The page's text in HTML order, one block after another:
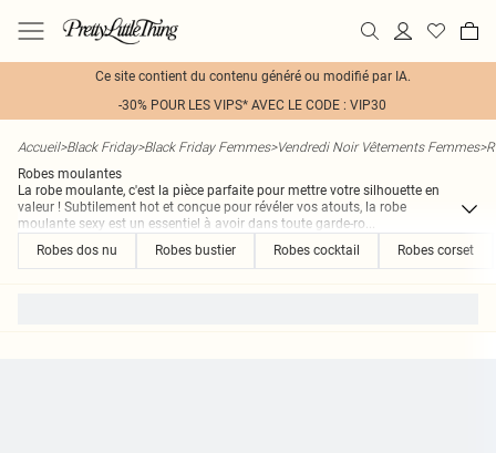
Ce site contient du contenu généré ou modifié par IA.
-30% POUR LES VIPS* AVEC LE CODE : VIP30
Accueil>Black Friday>Black Friday Femmes>Vendredi Noir Vêtements Femmes>
Robes moulantes
La robe moulante, c'est la pièce parfaite pour mettre votre silhouette en
valeur ! Subtilement hot et conçue pour révéler vos atouts, la robe
moulante sexy est un essentiel à avoir dans toute garde-ro...
Robes dos nu
Robes bustier Robes cocktail Robes corset